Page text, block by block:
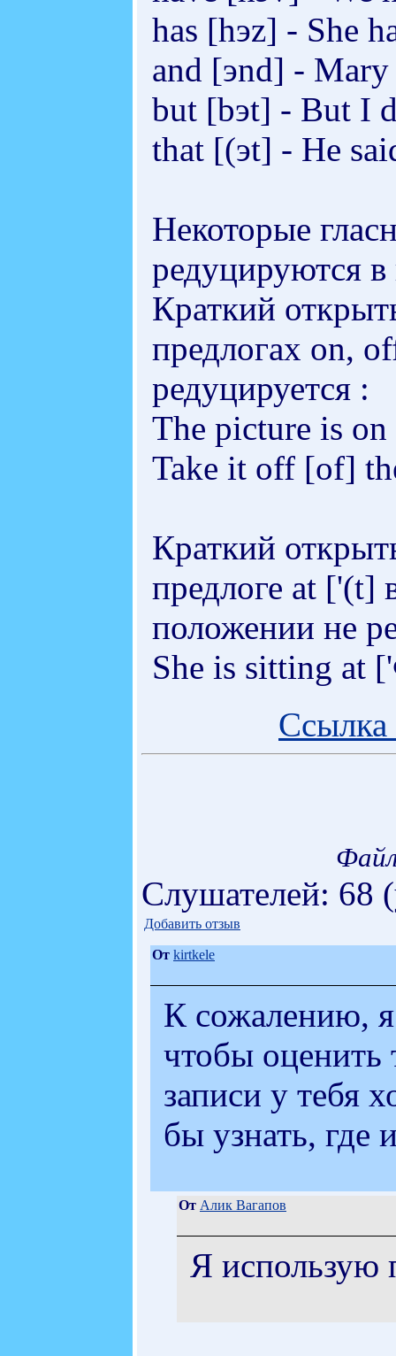
has [hэz] - She
and [эnd] - Mary
but [bэt] - But I
that [(эt] - He
Некоторые
редуцируются
Краткий
предлогах on,
редуцируется :
The picture is
Take it off [of]
Краткий
предлоге at ['(t]
положении не
She is sitting at
Ссылка
Слушателей: 68
Добавить отзыв
От kirtkele
К сожалению, я
чтобы оценить
записи у тебя
бы узнать, где
От Алик Вагапов
Я использую